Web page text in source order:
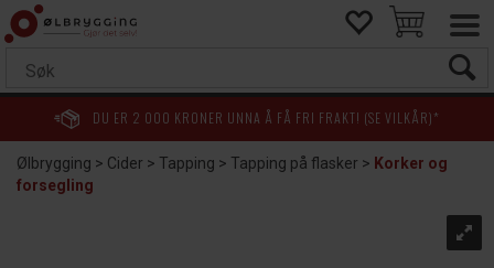
DU ER 2 000 KRONER UNNA Å FÅ FRI FRAKT! (SE VILKÅR)*
Ølbrygging>Cider>Tapping>Tapping på flasker> Korker og
forsegling